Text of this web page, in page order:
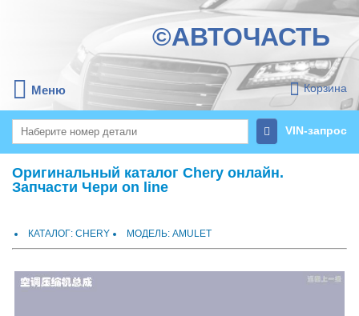
©АВТОЧАСТЬ
Меню Корзина
VIN-запрос
Оригинальный каталог Chery онлайн.
Запчасти Чери on line
КАТАЛОГ: CHERY МОДЕЛЬ: AMULET